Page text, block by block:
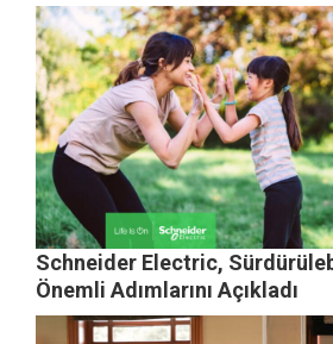
Schneider Electric,
Önemli Adımlarını Açıkladı